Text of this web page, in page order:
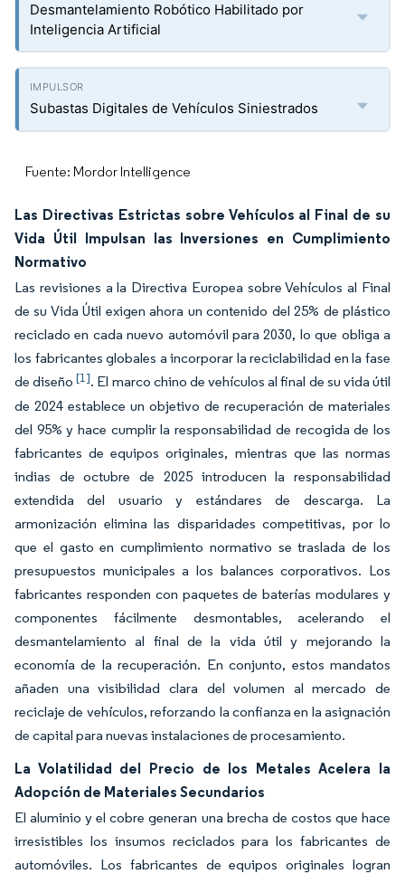
Desmantelamiento Robótico Habilitado por
Inteligencia Artificial
Subastas Digitales de Vehículos Siniestrados
Fuente: Mordor Intelligence
Las Directivas Estrictas sobre Vehículos al Final de su
Vida Útil Impulsan las Inversiones en Cumplimiento
Normativo
Las revisiones a la Directiva Europea sobre Vehículos al Final
de su Vida Útil exigen ahora un contenido del 25% de plástico
reciclado en cada nuevo automóvil para 2030, lo que obliga a
los fabricantes globales a incorporar la reciclabilidad en la fase
de diseño[1]. El marco chino de vehículos al final de su vida útil
de 2024 establece un objetivo de recuperación de materiales
del 95% y hace cumplir la responsabilidad de recogida de los
fabricantes de equipos originales, mientras que las normas
indias de octubre de 2025 introducen la responsabilidad
extendida del usuario y estándares de descarga. La
armonización elimina las disparidades competitivas, por lo
que el gasto en cumplimiento normativo se traslada de los
presupuestos municipales a los balances corporativos. Los
fabricantes responden con paquetes de baterías modulares y
componentes fácilmente desmontables, acelerando el
desmantelamiento al final de la vida útil y mejorando la
economía de la recuperación. En conjunto, estos mandatos
añaden una visibilidad clara del volumen al mercado de
reciclaje de vehículos, reforzando la confianza en la asignación
de capital para nuevas instalaciones de procesamiento.
La Volatilidad del Precio de los Metales Acelera la
Adopción de Materiales Secundarios
El aluminio y el cobre generan una brecha de costos que hace
irresistibles los insumos reciclados para los fabricantes de
automóviles. Los fabricantes de equipos originales logran